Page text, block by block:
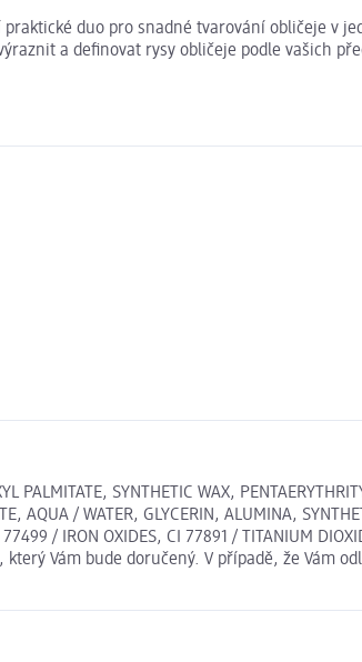
praktické duo pro snadné tvarování obličeje
a definovat rysy obličeje podle vašich
PALMITATE, SYNTHETIC WAX,
AQUA / WATER, GLYCERIN, ALUMINA,
77499 / IRON OXIDES, CI 77891 / TITANIUM
Vám bude doručený. V případě, že Vám